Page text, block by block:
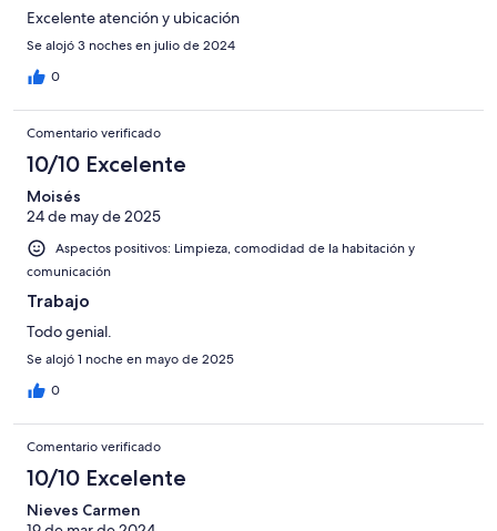
Excelente atención y ubicación
Se alojó 3 noches en julio de 2024
0
Comentario verificado
10/10 Excelente
Moisés
24 de may de 2025
Aspectos positivos: Limpieza, comodidad de la habitación y
comunicación
Trabajo
Todo genial.
Se alojó 1 noche en mayo de 2025
0
Comentario verificado
10/10 Excelente
Nieves Carmen